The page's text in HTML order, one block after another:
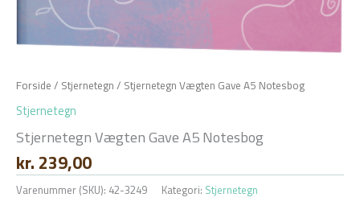
Forside / Stjernetegn / Stjernetegn Vægten Gave A5 Notesbog
Stjernetegn
Stjernetegn Vægten Gave A5 Notesbog
kr. 239,00
Varenummer (SKU): 42-3249 Kategori: Stjernetegn